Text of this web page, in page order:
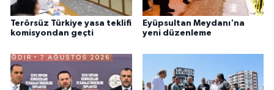
Terörsüz Türkiye yasa teklifi
komisyondan geçti
Eyüpsultan Meydanı'na
yeni düzenleme